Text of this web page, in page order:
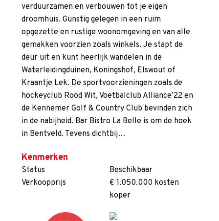
verduurzamen en verbouwen tot je eigen
droomhuis. Gunstig gelegen in een ruim
opgezette en rustige woonomgeving en van alle
gemakken voorzien zoals winkels. Je stapt de
deur uit en kunt heerlijk wandelen in de
Waterleidingduinen, Koningshof, Elswout of
Kraantje Lek. De sportvoorzieningen zoals de
hockeyclub Rood Wit, Voetbalclub Alliance’22 en
de Kennemer Golf & Country Club bevinden zich
in de nabijheid. Bar Bistro La Belle is om de hoek
in Bentveld. Tevens dichtbij…
Kenmerken
Status
Beschikbaar
Verkoopprijs
€ 1.050.000 kosten
koper